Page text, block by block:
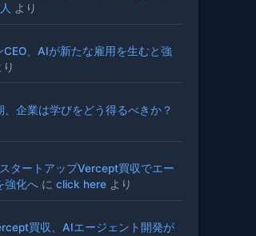
より
、AIが新たな雇用を生むと強
り
企業は学びをどう得るべきか？
タートアップVercept買収でエー
強化へ に click here より
買収、AIエージェント開発が